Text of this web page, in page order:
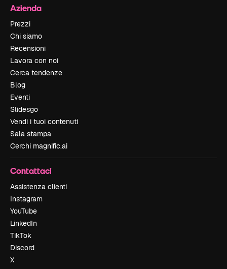
Azienda
Prezzi
Chi siamo
Recensioni
Lavora con noi
Cerca tendenze
Blog
Eventi
Slidesgo
Vendi i tuoi contenuti
Sala stampa
Cerchi magnific.ai
Contattaci
Assistenza clienti
Instagram
YouTube
LinkedIn
TikTok
Discord
X